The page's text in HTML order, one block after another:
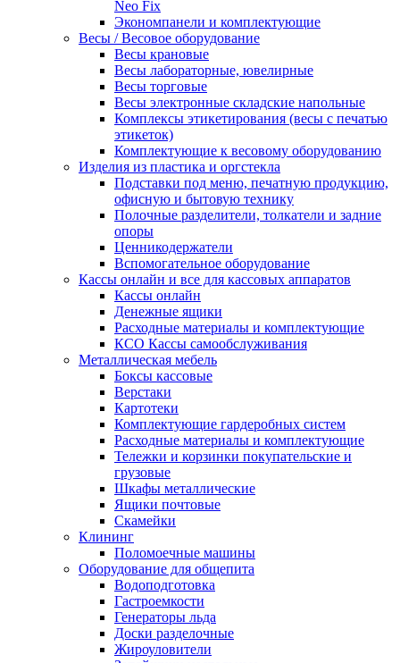
Neo Fix
Экономпанели и комплектующие
Весы / Весовое оборудование
Весы крановые
Весы лабораторные, ювелирные
Весы торговые
Весы электронные складские напольные
Комплексы этикетирования (весы с печатью
этикеток)
Комплектующие к весовому оборудованию
Изделия из пластика и оргстекла
Подставки под меню, печатную продукцию,
офисную и бытовую технику
Полочные разделители, толкатели и задние
опоры
Ценникодержатели
Вспомогательное оборудование
Кассы онлайн и все для кассовых аппаратов
Кассы онлайн
Денежные ящики
Расходные материалы и комплектующие
КСО Кассы самообслуживания
Металлическая мебель
Боксы кассовые
Верстаки
Картотеки
Комплектующие гардеробных систем
Расходные материалы и комплектующие
Тележки и корзинки покупательские и
грузовые
Шкафы металлические
Ящики почтовые
Скамейки
Клининг
Поломоечные машины
Оборудование для общепита
Водоподготовка
Гастроемкости
Генераторы льда
Доски разделочные
Жироуловители